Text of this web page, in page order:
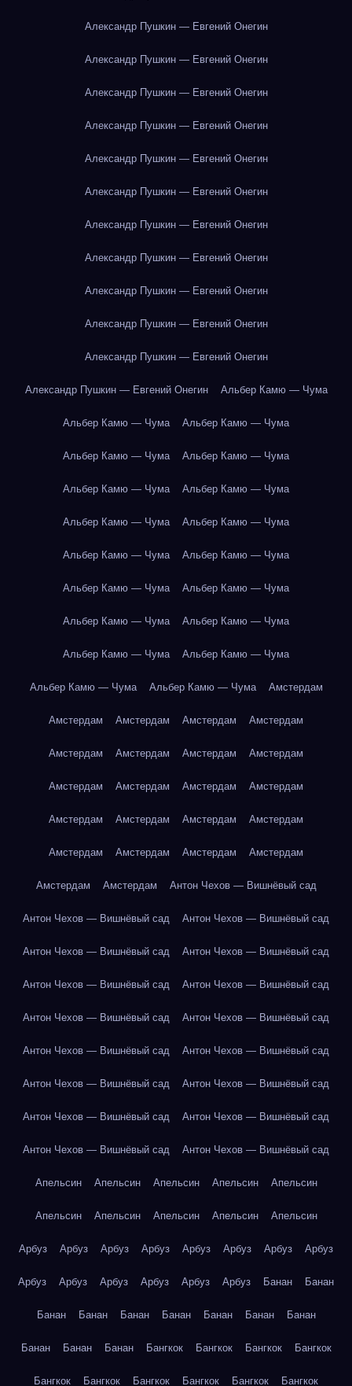
Александр Пушкин — Евгений Онегин
Александр Пушкин — Евгений Онегин
Александр Пушкин — Евгений Онегин
Александр Пушкин — Евгений Онегин
Александр Пушкин — Евгений Онегин
Александр Пушкин — Евгений Онегин
Александр Пушкин — Евгений Онегин
Александр Пушкин — Евгений Онегин
Александр Пушкин — Евгений Онегин
Александр Пушкин — Евгений Онегин
Александр Пушкин — Евгений Онегин
Александр Пушкин — Евгений Онегин Альбер Камю — Чума
Альбер Камю — Чума Альбер Камю — Чума
Альбер Камю — Чума Альбер Камю — Чума
Альбер Камю — Чума Альбер Камю — Чума
Альбер Камю — Чума Альбер Камю — Чума
Альбер Камю — Чума Альбер Камю — Чума
Альбер Камю — Чума Альбер Камю — Чума
Альбер Камю — Чума Альбер Камю — Чума
Альбер Камю — Чума Альбер Камю — Чума
Альбер Камю — Чума Альбер Камю — Чума Амстердам
Амстердам Амстердам Амстердам Амстердам
Амстердам Амстердам Амстердам Амстердам
Амстердам Амстердам Амстердам Амстердам
Амстердам Амстердам Амстердам Амстердам
Амстердам Амстердам Амстердам Амстердам
Амстердам Амстердам Антон Чехов — Вишнёвый сад
Антон Чехов — Вишнёвый сад Антон Чехов — Вишнёвый сад
Антон Чехов — Вишнёвый сад Антон Чехов — Вишнёвый сад
Антон Чехов — Вишнёвый сад Антон Чехов — Вишнёвый сад
Антон Чехов — Вишнёвый сад Антон Чехов — Вишнёвый сад
Антон Чехов — Вишнёвый сад Антон Чехов — Вишнёвый сад
Антон Чехов — Вишнёвый сад Антон Чехов — Вишнёвый сад
Антон Чехов — Вишнёвый сад Антон Чехов — Вишнёвый сад
Антон Чехов — Вишнёвый сад Антон Чехов — Вишнёвый сад
Апельсин Апельсин Апельсин Апельсин Апельсин
Апельсин Апельсин Апельсин Апельсин Апельсин
Арбуз Арбуз Арбуз Арбуз Арбуз Арбуз Арбуз Арбуз
Арбуз Арбуз Арбуз Арбуз Арбуз Арбуз Банан Банан
Банан Банан Банан Банан Банан Банан Банан
Банан Банан Банан Бангкок Бангкок Бангкок Бангкок
Бангкок Бангкок Бангкок Бангкок Бангкок Бангкок